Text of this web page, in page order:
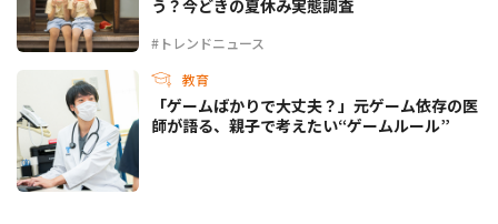
#トレンドニュース
う？今どきの夏休み実態調査
教育
「ゲームばかりで大丈夫？」元ゲーム依存の医
師が語る、親子で考えたい“ゲームルール”